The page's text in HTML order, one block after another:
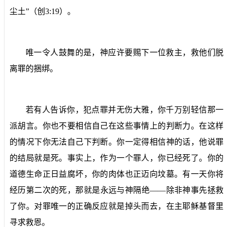
尘土”（创 3:19）。
唯一令人鼓舞的是，神应许要赐下一位救主，救他们脱
离罪的捆绑。
若有人告诉你，犯点罪并无伤大雅，你千万别轻信那一
派胡言。你也不要相信自己在这些事情上的判断力。在这样
的情况下你无法自己下判断。你一定得相信神的话，他说罪
的结局就是死。事实上，作为一个罪人，你已经死了。你的
道德生命正日益腐坏，你的肉体也正迈向坟墓。有一天你将
经历第二次的死，那就是永远与神隔绝——除非神事先拯救
了你。对罪唯一的正确反应就是掉头而去，在主耶稣基督里
寻求救恩。